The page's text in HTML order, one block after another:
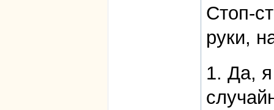
Стоп-
руки,
1. Да,